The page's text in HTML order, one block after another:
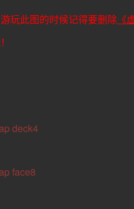
玩此图的时候记得要删除《
deck4
face8